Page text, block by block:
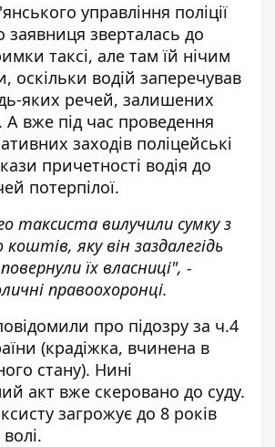
управління поліції
заявниця зверталась до
таксі, але там їй нічим
оскільки водій заперечував
яких речей, залишених
вже під час проведення
заходів поліцейські
причетності водія до
потерпілої.
таксиста вилучили сумку з
коштів, яку він заздалегідь
їх власниці", -
правоохоронці.
про підозру за ч.4
(крадіжка, вчинена в
стану). Нині
акт вже скеровано до суду.
загрожує до 8 років